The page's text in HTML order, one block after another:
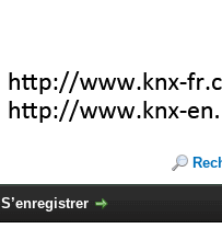
S’enregistrer